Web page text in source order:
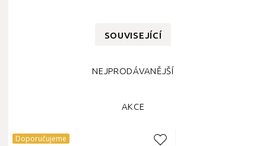
SOUVISEJÍCÍ
NEJPRODÁVANĚJŠÍ
AKCE
Doporučujeme